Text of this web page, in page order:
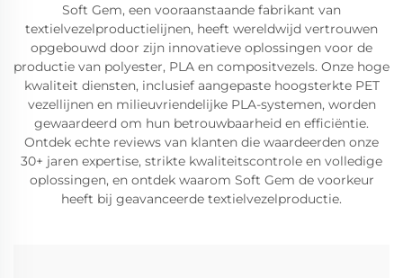
Soft Gem, een vooraanstaande fabrikant van
textielvezelproductielijnen, heeft wereldwijd vertrouwen
opgebouwd door zijn innovatieve oplossingen voor de
productie van polyester, PLA en compositvezels. Onze hoge
kwaliteit diensten, inclusief aangepaste hoogsterkte PET
vezellijnen en milieuvriendelijke PLA-systemen, worden
gewaardeerd om hun betrouwbaarheid en efficiëntie.
Ontdek echte reviews van klanten die waardeerden onze
30+ jaren expertise, strikte kwaliteitscontrole en volledige
oplossingen, en ontdek waarom Soft Gem de voorkeur
heeft bij geavanceerde textielvezelproductie.